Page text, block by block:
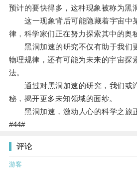
预计的要快得多，这种现象被称为黑
这一现象背后可能隐藏着宇宙中
律，科学家们正在努力探索其中的奥
黑洞加速的研究不仅有助于我们
物理规律，还有可能为未来的宇宙探
法。
通过对黑洞加速的研究，我们或
秘，揭开更多未知领域的面纱。
黑洞加速，激动人心的科学之旅正
#44#
评论
游客